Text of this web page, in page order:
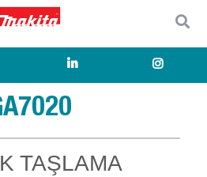
TAŞLAMA